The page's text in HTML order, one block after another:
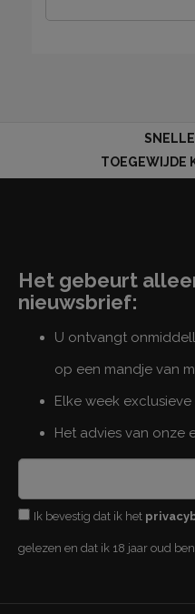
TOEGEWIJDE
Het gebeurt
nieuwsbrief:
U ontvangt
op een mandje van
Elke week
Het advies van onze
Ik bevestig dat ik het
gelezen en dat ik 18 jaar oud ben.